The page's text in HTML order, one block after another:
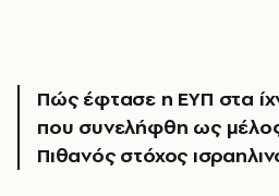
Πώς έφτασε η ΕΥΠ στα
που συνελήφθη ως
Πιθανός στόχος